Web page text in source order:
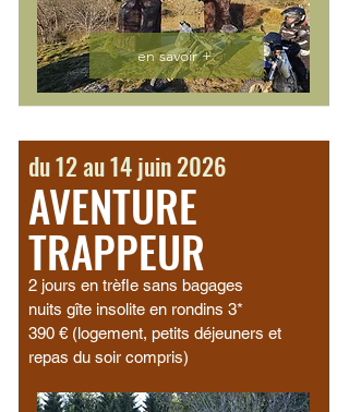
en savoir +
du 12 au 14 juin 2026
AVENTURE
TRAPPEUR
2 jours en trèfle sans bagages
nuits gîte insolite en rondins 3*
390 € (logement, petits déjeuners et
repas du soir compris)